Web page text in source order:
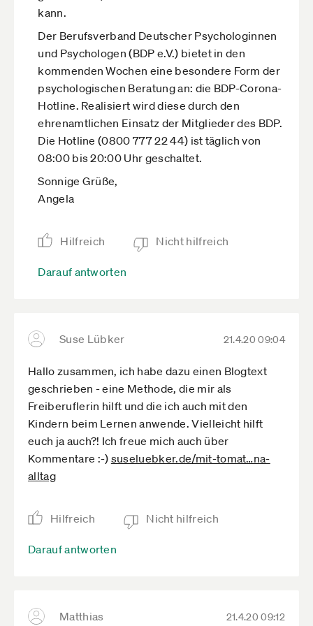
kann.
Der Berufsverband Deutscher Psychologinnen
und Psychologen (BDP e.V.) bietet in den
kommenden Wochen eine besondere Form der
psychologischen Beratung an: die BDP-Corona-
Hotline. Realisiert wird diese durch den
ehrenamtlichen Einsatz der Mitglieder des BDP.
Die Hotline (0800 777 22 44) ist täglich von
08:00 bis 20:00 Uhr geschaltet.
Sonnige Grüße,
Angela
Hilfreich Nicht hilfreich
Darauf antworten
Suse Lübker 21.4.20 09:04
Hallo zusammen, ich habe dazu einen Blogtext
geschrieben - eine Methode, die mir als
Freiberuflerin hilft und die ich auch mit den
Kindern beim Lernen anwende. Vielleicht hilft
euch ja auch?! Ich freue mich auch über
Kommentare :-) suseluebker.de­/mit-tomat­…na-
alltag
Hilfreich Nicht hilfreich
Darauf antworten
Matthias 21.4.20 09:12